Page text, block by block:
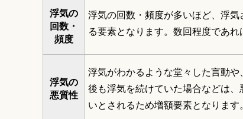
浮気の
回数・
頻度
浮気の回数・頻度が多いほど、浮
る要素となります。数回程度であ
浮気の
悪質性
浮気がわかるような堂々した言動
後も浮気を続けていた場合などは
いとされるため増額要素となります。